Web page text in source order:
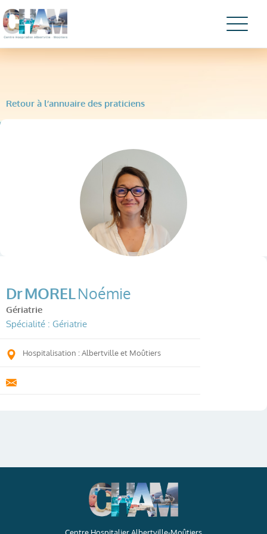
Retour à l’annuaire des praticiens
DrMORELNoémie
Gériatrie
Spécialité : Gériatrie
Hospitalisation : Albertville et Moûtiers